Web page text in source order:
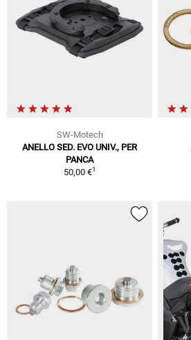
SW-Motech
ANELLO SED. EVO UNIV., PER
PANCA
50,00 €1